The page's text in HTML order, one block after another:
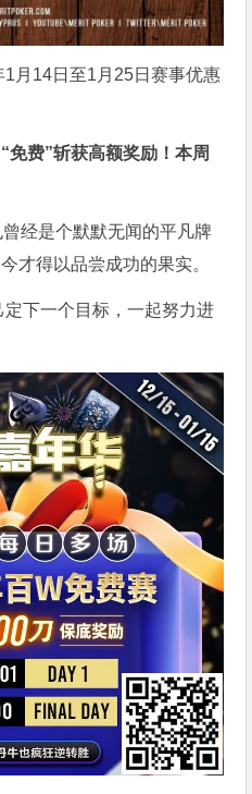
月14日至1月25日赛事优惠
免费”斩获高额奖励！本周
经是个默默无闻的平凡牌
才得以品尝成功的果实。
下一个目标，一起努力进